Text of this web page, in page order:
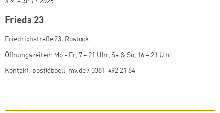
3.9. – 30.11.2026
Frieda 23
Friedrichstraße 23, Rostock
Öffnungszeiten: Mo - Fr, 7 – 21 Uhr, Sa & So, 16 – 21 Uhr
Kontakt: post@boell-mv.de / 0381-492 21 84